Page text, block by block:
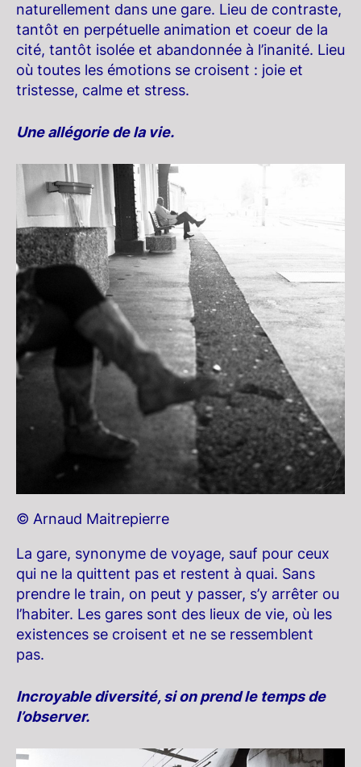
naturellement dans une gare. Lieu de contraste,
tantôt en perpétuelle animation et coeur de la
cité, tantôt isolée et abandonnée à l’inanité. Lieu
où toutes les émotions se croisent : joie et
tristesse, calme et stress.
Une allégorie de la vie.
© Arnaud Maitrepierre
La gare, synonyme de voyage, sauf pour ceux
qui ne la quittent pas et restent à quai. Sans
prendre le train, on peut y passer, s’y arrêter ou
l’habiter. Les gares sont des lieux de vie, où les
existences se croisent et ne se ressemblent
pas.
Incroyable diversité, si on prend le temps de
l’observer.